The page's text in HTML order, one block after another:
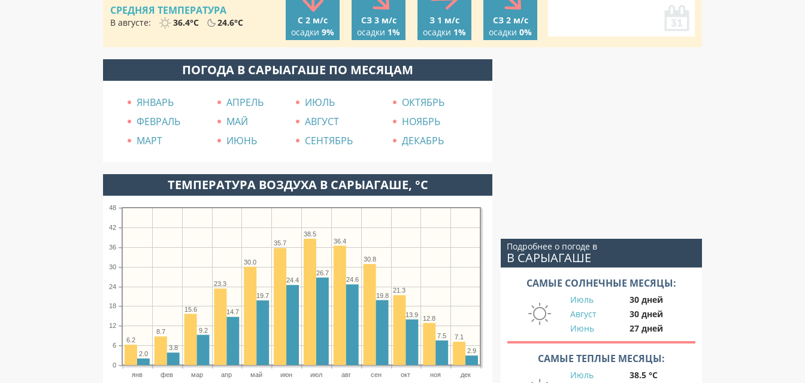
СРЕДНЯЯ ТЕМПЕРАТУРА
В августе: 36.4°C 24.6°C
С 2 м/с
осадки 9%
СЗ 3 м/с
осадки 1%
З 1 м/с
осадки 1%
СЗ 2 м/с
осадки 0%
ПОГОДА В САРЫАГАШЕ ПО МЕСЯЦАМ
ЯНВАРЬ АПРЕЛЬ ИЮЛЬ
ОКТЯБРЬ
ФЕВРАЛЬ
МАЙ АВГУСТ
НОЯБРЬ
МАРТ
ИЮНЬ СЕНТЯБРЬ ДЕКАБРЬ
ТЕМПЕРАТУРА ВОЗДУХА В САРЫАГАШЕ, °C
янв фев мар апр май июн июл авг сен окт ноя дек
0
6
12
18
24
30
36
42
48
7.1
12.8
21.3
30.8
36.4
38.5
35.7
30.0
23.3
15.6
8.7
6.2
2.9
7.5
13.9
19.8
24.6
26.7
24.4
19.7
14.7
9.2
3.8
2.0
Подробнее о погоде в
В САРЫАГАШЕ
САМЫЕ СОЛНЕЧНЫЕ МЕСЯЦЫ:
Июль
30 дней
Август
30 дней
Июнь
27 дней
САМЫЕ ТЕПЛЫЕ МЕСЯЦЫ:
Июль
38.5 °C